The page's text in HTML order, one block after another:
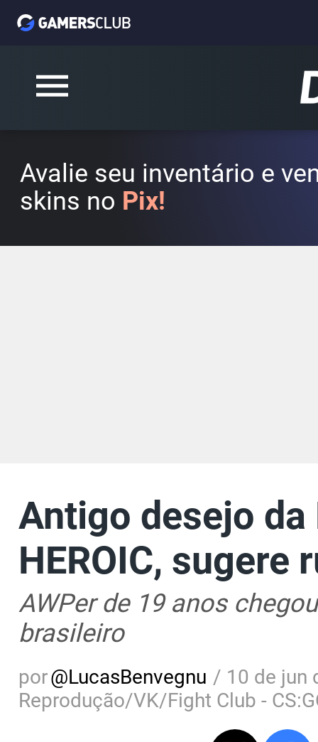
Avalie seu inventário e
skins no Pix!
Antigo desejo da
HEROIC, sugere
AWPer de 19 anos
brasileiro
por@LucasBenvegnu / 10 de jun
Reprodução/VK/Fight Club -